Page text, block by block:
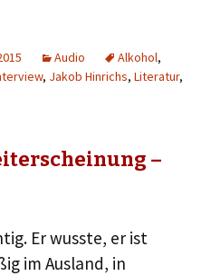
Audio Alkohol,
, Jakob Hinrichs, Literatur,
–
Er wusste, er ist
im Ausland, in